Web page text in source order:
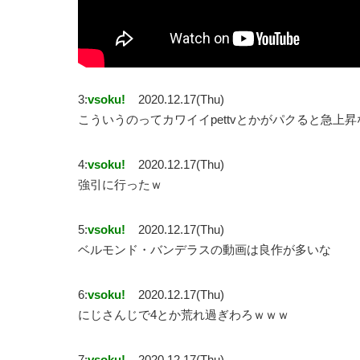
3:vsoku!
2020.12.17(Thu)
こういうのってカワイイpettvとかがパクると急上昇
4:vsoku!
2020.12.17(Thu)
強引に行ったｗ
5:vsoku!
2020.12.17(Thu)
ベルモンド・バンデラスの動画は良作が多いな
6:vsoku!
2020.12.17(Thu)
にじさんじで4とか荒れ過ぎわろｗｗｗ